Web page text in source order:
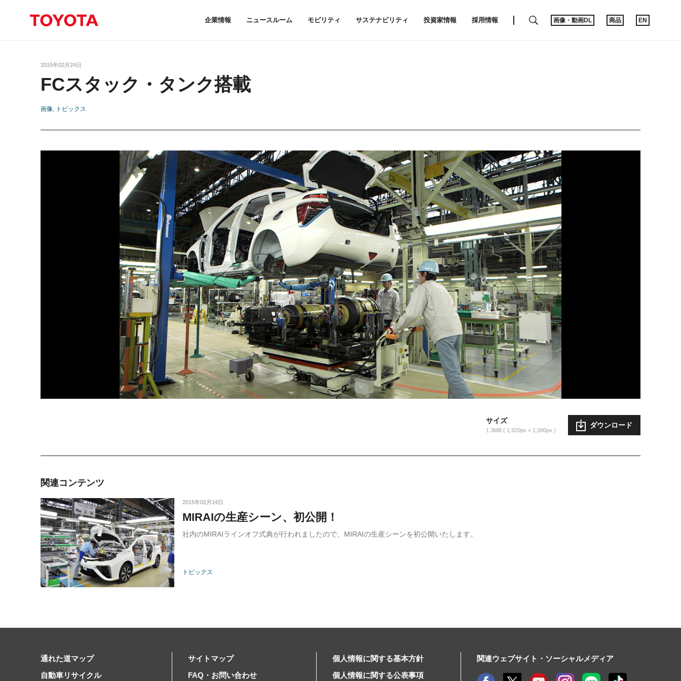
企業情報 ニュースルーム モビリティ サステナビリティ 投資家情報 採用情報 SEARCH画像・動画DL 商品 EN
2015年02月24日
FCスタック・タンク搭載
画像 トピックス
サイズ
1.3MB 1,920px × 1,080px
ダウンロード
関連コンテンツ
2015年02月24日
MIRAIの生産シーン、初公開！
社内のMIRAIラインオフ式典が行われましたので、MIRAIの生産シーンを初公開いたします。
トピックス
通れた道マップ
自動車リサイクル
サイトマップ
FAQ・お問い合わせ
個人情報に関する基本方針
個人情報に関する公表事項
関連ウェブサイト・ソーシャルメディア